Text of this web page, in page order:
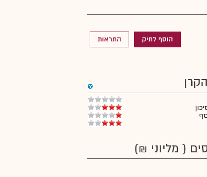
הוסף לתיק התראות
( מליוני ₪)